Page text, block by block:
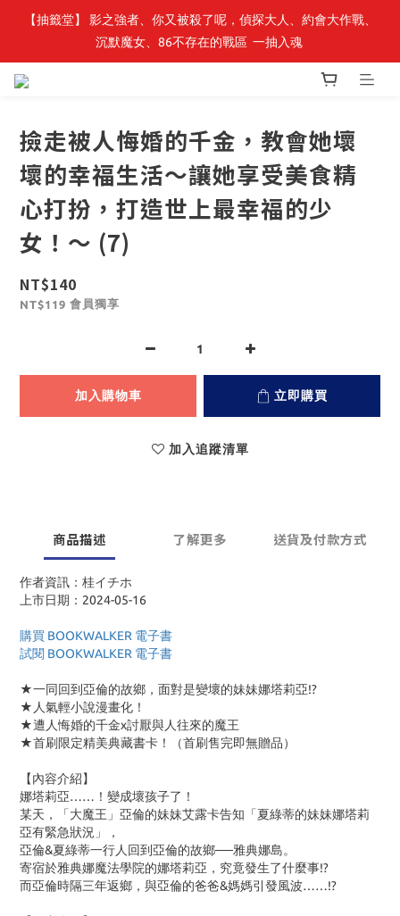
最新開賣🔥「全知讀者視角」 周邊商品
【抽籤堂】 影之強者、你又被殺了呢，偵探大人、約會大作戰、
沉默魔女、86不存在的戰區  一抽入魂
撿走被人悔婚的千金，教會她壞
壞的幸福生活～讓她享受美食精
心打扮，打造世上最幸福的少
女！～ (7)
NT$140
NT$119 會員獨享
加入購物車 立即購買
加入追蹤清單
商品描述 了解更多 送貨及付款方式
作者資訊：桂イチホ
上市日期：2024-05-16
購買 BOOKWALKER 電子書
試閱 BOOKWALKER 電子書
★一同回到亞倫的故鄉，面對是變壞的妹妹娜塔莉亞!?
★人氣輕小說漫畫化！
★遭人悔婚的千金x討厭與人往來的魔王
★首刷限定精美典藏書卡！（首刷售完即無贈品）
【內容介紹】
娜塔莉亞……！變成壞孩子了！
某天，「大魔王」亞倫的妹妹艾露卡告知「夏綠蒂的妹妹娜塔莉
亞有緊急狀況」，
亞倫&夏綠蒂一行人回到亞倫的故鄉──雅典娜島。
寄宿於雅典娜魔法學院的娜塔莉亞，究竟發生了什麼事!?
而亞倫時隔三年返鄉，與亞倫的爸爸&媽媽引發風波……!?